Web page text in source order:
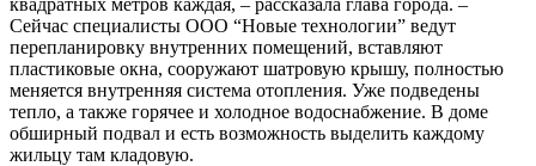
квадратных метров каждая, – рассказала глава города. –
Сейчас специалисты ООО “Новые технологии” ведут
перепланировку внутренних помещений, вставляют
пластиковые окна, сооружают шатровую крышу, полностью
меняется внутренняя система отопления. Уже подведены
тепло, а также горячее и холодное водоснабжение. В доме
обширный подвал и есть возможность выделить каждому
жильцу там кладовую.